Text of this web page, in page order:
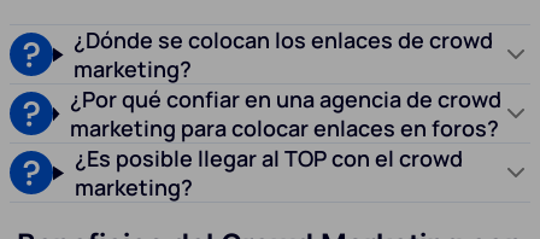
¿Dónde se colocan los enlaces de crowd
marketing?
¿Por qué confiar en una agencia de crowd
marketing para colocar enlaces en foros?
¿Es posible llegar al TOP con el crowd
marketing?